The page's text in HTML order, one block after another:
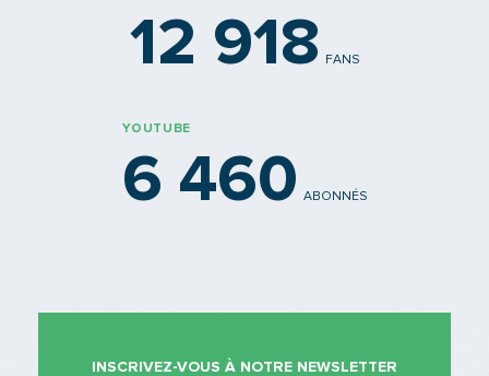
12 918 FANS
YOUTUBE
6 460 ABONNÉS
INSCRIVEZ-VOUS À NOTRE NEWSLETTER